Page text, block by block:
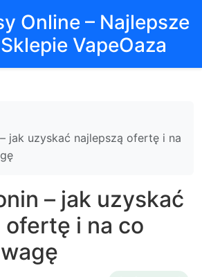
Online – Najlepsze
VapeOaza
jak uzyskać najlepszą ofertę i na
– jak uzyskać
ofertę i na co